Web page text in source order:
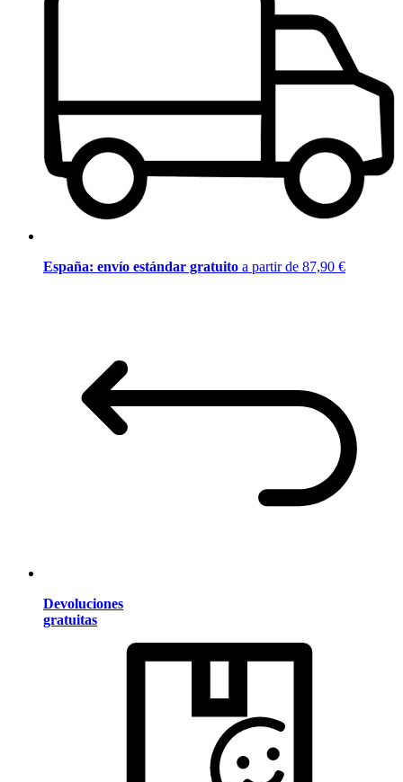
España: envío estándar gratuito a partir de 87,90 €
Devoluciones
gratuitas